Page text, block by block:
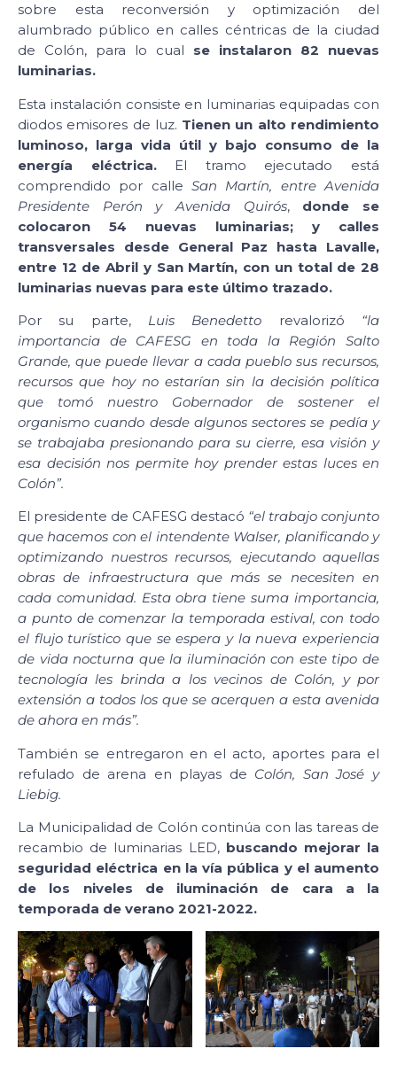
sobre esta reconversión y optimización del
alumbrado público en calles céntricas de la ciudad
de Colón, para lo cual se instalaron 82 nuevas
luminarias.
Esta instalación consiste en luminarias equipadas con
diodos emisores de luz. Tienen un alto rendimiento
luminoso, larga vida útil y bajo consumo de la
energía eléctrica.El tramo ejecutado está
comprendido por calle San Martín, entre Avenida
Presidente Perón y Avenida Quirós, donde se
colocaron 54 nuevas luminarias; y calles
transversales desde General Paz hasta Lavalle,
entre 12 de Abril y San Martín, con un total de 28
luminarias nuevas para este último trazado.
Por su parte, Luis Benedetto revalorizó “la
importancia de CAFESG en toda la Región Salto
Grande, que puede llevar a cada pueblo sus recursos,
recursos que hoy no estarían sin la decisión política
que tomó nuestro Gobernador de sostener el
organismo cuando desde algunos sectores se pedía y
se trabajaba presionando para su cierre, esa visión y
esa decisión nos permite hoy prender estas luces en
Colón”.
El presidente de CAFESG destacó “el trabajo conjunto
que hacemos con el intendente Walser, planificando y
optimizando nuestros recursos, ejecutando aquellas
obras de infraestructura que más se necesiten en
cada comunidad. Esta obra tiene suma importancia,
a punto de comenzar la temporada estival, con todo
el flujo turístico que se espera y la nueva experiencia
de vida nocturna que la iluminación con este tipo de
tecnología les brinda a los vecinos de Colón, y por
extensión a todos los que se acerquen a esta avenida
de ahora en más”.
También se entregaron en el acto, aportes para el
refulado de arena en playas de Colón, San José y
Liebig.
La Municipalidad de Colón continúa con las tareas de
recambio de luminarias LED, buscando mejorar la
seguridad eléctrica en la vía pública y el aumento
de los niveles de iluminación de cara a la
temporada de verano 2021-2022.